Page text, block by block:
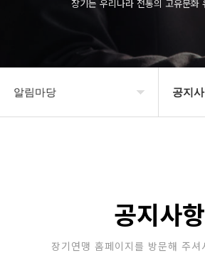
장기는 우리나라 전통의 고유문화
알림마당 공지
포토갤
공지사항
장기연맹 홈페이지를 방문해 주셔